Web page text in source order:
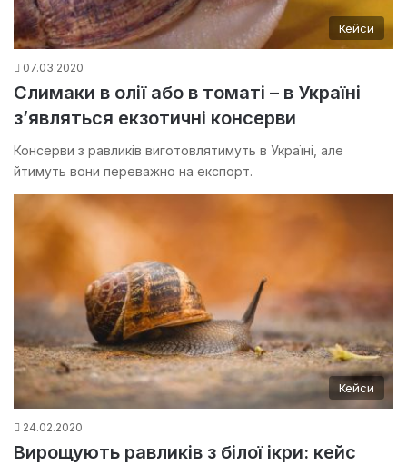
Кейси
07.03.2020
Слимаки в олії або в томаті – в Україні
з’являться екзотичні консерви
Консерви з равликів виготовлятимуть в Україні, але
йтимуть вони переважно на експорт.
Кейси
24.02.2020
Вирощують равликів з білої ікри: кейс